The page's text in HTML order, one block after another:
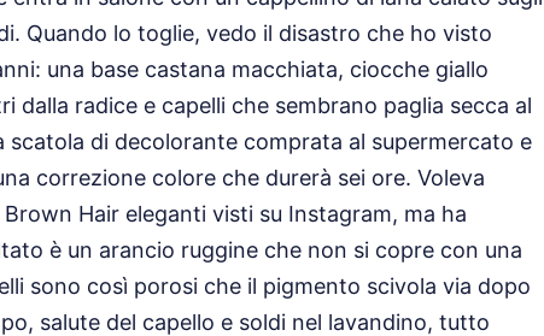
Quando lo toglie, vedo il disastro che ho visto
una base castana macchiata, ciocche giallo
radice e capelli che sembrano paglia secca al
di decolorante comprata al supermercato e
correzione colore che durerà sei ore. Voleva
Hair eleganti visti su Instagram, ma ha
è un arancio ruggine che non si copre con una
sono così porosi che il pigmento scivola via dopo
salute del capello e soldi nel lavandino, tutto